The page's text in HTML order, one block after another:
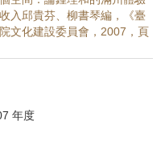
入邱貴芬、柳書琴編，《臺
文化建設委員會，2007，頁
年度